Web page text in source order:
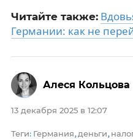
Читайте также:
Германии: как не
13 декабря 2025 в 12:07
Теги: Германия, деньги,
Алеся Кольцова